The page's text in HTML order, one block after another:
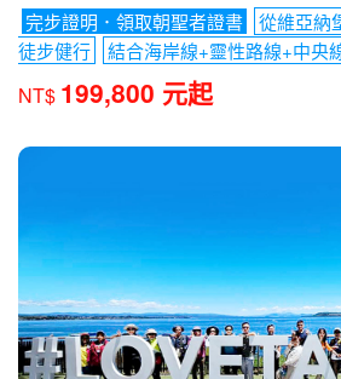
完步證明．領取朝聖者證書 從維亞納
徒步健行
結合海岸線+靈性路線+中央
NT$ 199,800 元起